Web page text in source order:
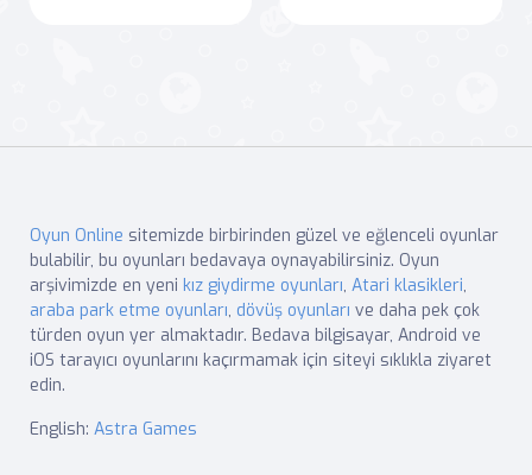
Oyun Online sitemizde birbirinden güzel ve eğlenceli oyunlar
bulabilir, bu oyunları bedavaya oynayabilirsiniz. Oyun
arşivimizde en yeni kız giydirme oyunları, Atari klasikleri,
araba park etme oyunları, dövüş oyunları ve daha pek çok
türden oyun yer almaktadır. Bedava bilgisayar, Android ve
iOS tarayıcı oyunlarını kaçırmamak için siteyi sıklıkla ziyaret
edin.
English: Astra Games